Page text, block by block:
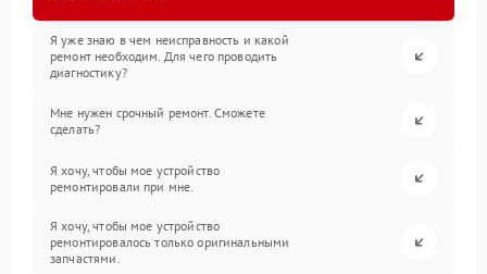
Я уже знаю в чем неисправность и какой
ремонт необходим. Для чего проводить
диагностику?
Мне нужен срочный ремонт. Сможете
сделать?
Я хочу, чтобы мое устройство
ремонтировали при мне.
Я хочу, чтобы мое устройство
ремонтировалось только оригинальными
запчастями.